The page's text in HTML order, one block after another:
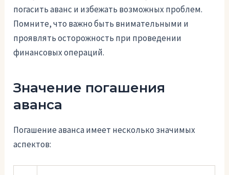
погасить аванс и избежать возможных проблем.
Помните, что важно быть внимательными и
проявлять осторожность при проведении
финансовых операций.
Значение погашения
аванса
Погашение аванса имеет несколько значимых
аспектов: